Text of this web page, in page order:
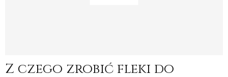
Z czego zrobić fleki do